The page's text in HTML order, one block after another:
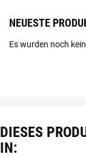
NEUESTE
Es wurden noch
DIESES
IN: